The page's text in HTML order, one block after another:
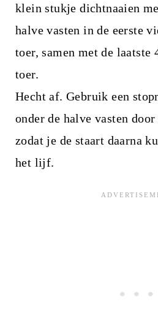
klein stukje dichtnaaien
halve vasten in de eerste
toer, samen met de laatste
toer.
Hecht af. Gebruik een
onder de halve vasten
zodat je de staart daarna
het lijf.